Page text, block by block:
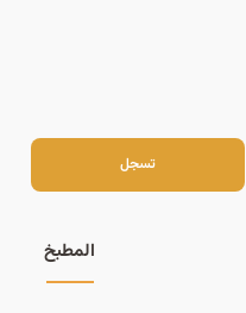
تسجل
تسجل
المطبخ